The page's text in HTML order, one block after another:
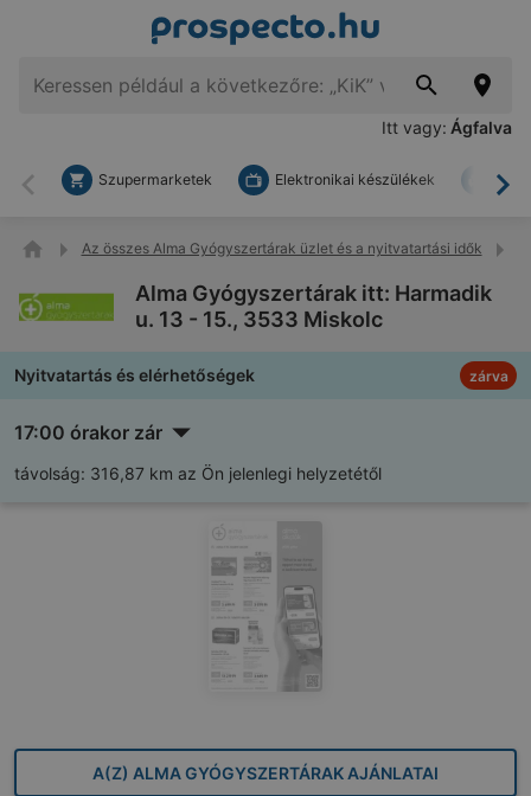
Itt vagy: Ágfalva
Vissza
Szupermarketek Elektronikai készülékek
Az összes Alma Gyógyszertárak üzlet és a nyitvatartási idők
Alma Gyógyszertárak itt: Harmadik
u. 13 - 15., 3533 Miskolc
Nyitvatartás és elérhetőségek zárva
17:00 órakor zár
távolság: 316,87 km az Ön jelenlegi helyzetétől
A(Z) ALMA GYÓGYSZERTÁRAK AJÁNLATAI